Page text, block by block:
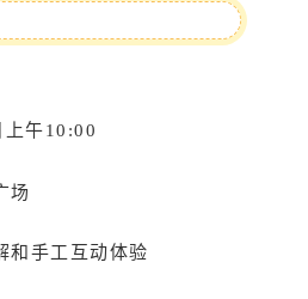
上午10:00
场
和手工互动体验